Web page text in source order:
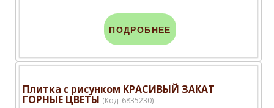
ПОДРОБНЕЕ
Плитка с рисунком КРАСИВЫЙ ЗАКАТ
ГОРНЫЕ ЦВЕТЫ (Код: 6835230)